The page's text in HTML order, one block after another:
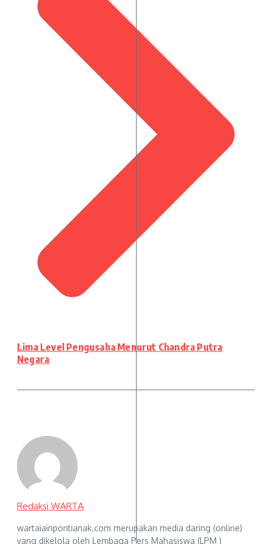
Lima Level Pengusaha Menurut Chandra Putra
Negara
Redaksi WARTA
wartaiainpontianak.com merupakan media daring (online)
yang dikelola oleh Lembaga Pers Mahasiswa (LPM )